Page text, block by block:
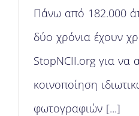
Πάνω από 182.000
δύο χρόνια έχουν
StopNCII.org για να
κοινοποίηση
φωτογραφιών [...]